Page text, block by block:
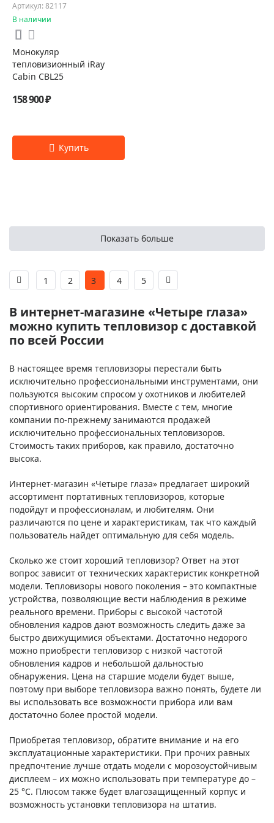
Артикул: 82117
В наличии
Монокуляр
тепловизионный iRay
Cabin CBL25
158 900 ₽
Показать больше
1 2 3 4 5
В интернет-магазине «Четыре глаза»
можно купить тепловизор с доставкой
по всей России
В настоящее время тепловизоры перестали быть
исключительно профессиональными инструментами, они
пользуются высоким спросом у охотников и любителей
спортивного ориентирования. Вместе с тем, многие
компании по-прежнему занимаются продажей
исключительно профессиональных тепловизоров.
Стоимость таких приборов, как правило, достаточно
высока.
Интернет-магазин «Четыре глаза» предлагает широкий
ассортимент портативных тепловизоров, которые
подойдут и профессионалам, и любителям. Они
различаются по цене и характеристикам, так что каждый
пользователь найдет оптимальную для себя модель.
Сколько же стоит хороший тепловизор? Ответ на этот
вопрос зависит от технических характеристик конкретной
модели. Тепловизоры нового поколения – это компактные
устройства, позволяющие вести наблюдения в режиме
реального времени. Приборы с высокой частотой
обновления кадров дают возможность следить даже за
быстро движущимися объектами. Достаточно недорого
можно приобрести тепловизор с низкой частотой
обновления кадров и небольшой дальностью
обнаружения. Цена на старшие модели будет выше,
поэтому при выборе тепловизора важно понять, будете ли
вы использовать все возможности прибора или вам
достаточно более простой модели.
Приобретая тепловизор, обратите внимание и на его
эксплуатационные характеристики. При прочих равных
предпочтение лучше отдать модели с морозоустойчивым
дисплеем – их можно использовать при температуре до –
25 °C. Плюсом также будет влагозащищенный корпус и
возможность установки тепловизора на штатив.